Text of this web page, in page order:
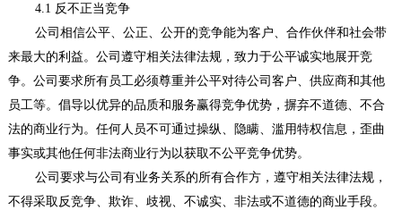
4.1 反不正当竞争
公司相信公平、公正、公开的竞争能为客户、合作伙伴和社会带
来最大的利益。公司遵守相关法律法规，致力于公平诚实地展开竞
争。公司要求所有员工必须尊重并公平对待公司客户、供应商和其他
员工等。倡导以优异的品质和服务赢得竞争优势，摒弃不道德、不合
法的商业行为。任何人员不可通过操纵、隐瞒、滥用特权信息，歪曲
事实或其他任何非法商业行为以获取不公平竞争优势。
公司要求与公司有业务关系的所有合作方，遵守相关法律法规，
不得采取反竞争、欺诈、歧视、不诚实、非法或不道德的商业手段。